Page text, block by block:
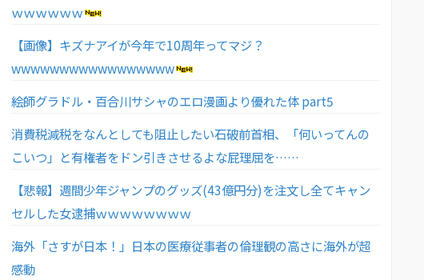
ｗｗｗｗｗｗ
【画像】キズナアイが今年で10周年ってマジ？
wwwwwwwwwwwwwwwww
絵師グラドル・百合川サシャのエロ漫画より優れた体 part5
消費税減税をなんとしても阻止したい石破前首相、「何いってんの
こいつ」と有権者をドン引きさせるよな屁理屈を……
【悲報】週間少年ジャンプのグッズ(43億円分)を注文し全てキャン
セルした女逮捕ｗｗｗｗｗｗｗｗ
海外「さすが日本！」日本の医療従事者の倫理観の高さに海外が超
感動